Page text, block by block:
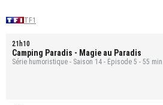
TF1
21h10
Camping Paradis - Magie au Paradis
Série humoristique - Saison 14 - Épisode 5 - 55 min.